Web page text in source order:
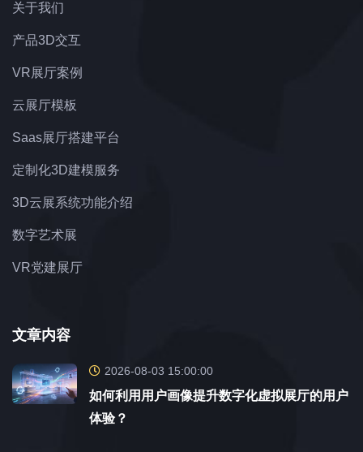
关于我们
产品3D交互
VR展厅案例
云展厅模板
Saas展厅搭建平台
定制化3D建模服务
3D云展系统功能介绍
数字艺术展
VR党建展厅
文章内容
2026-08-03 15:00:00
如何利用用户画像提升数字化虚拟展厅的用户
体验？